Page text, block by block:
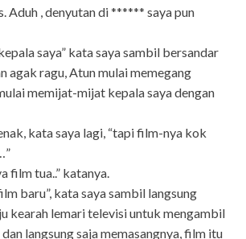
Aduh , denyutan di ****** saya pun
saya” kata saya sambil bersandar
agak ragu, Atun mulai memegang
memijat-mijat kepala saya dengan
kata saya lagi, “tapi film-nya kok
film tua..” katanya.
baru”, kata saya sambil langsung
kearah lemari televisi untuk mengambil
langsung saja memasangnya, film itu